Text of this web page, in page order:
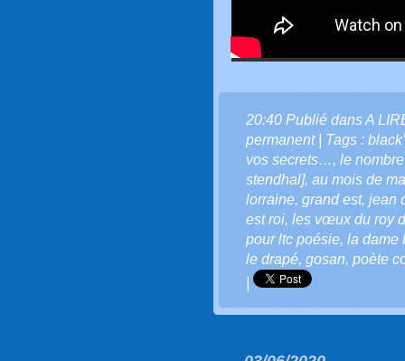
20:40 Publié dansA
permanent| Tags :
vos secrets…, le
stendhal], au mois de
lorraine, grand est, jean
est roi, les vœux du roy
pour ltc poésie, la dame
le drapé, gosan, poète